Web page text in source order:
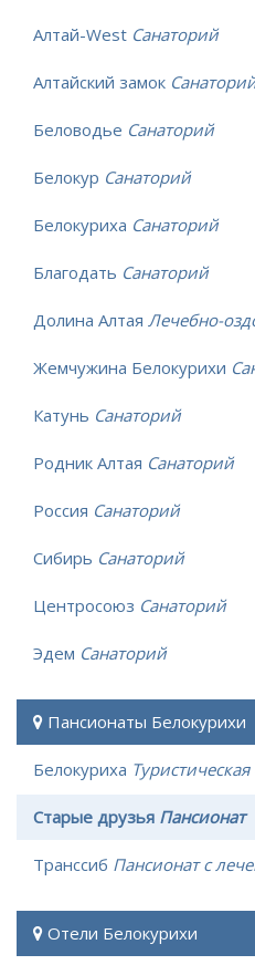
Алтай-West Санаторий
Алтайский замок
Беловодье Санаторий
Белокур Санаторий
Белокуриха Санаторий
Благодать Санаторий
Долина Алтая Лечебно-
Жемчужина Белокурихи
Катунь Санаторий
Родник Алтая Санаторий
Россия Санаторий
Сибирь Санаторий
Центросоюз Санаторий
Эдем Санаторий
Пансионаты Белокурихи
Белокуриха Туристическая
Старые друзья Пансионат
Транссиб Пансионат с
Отели Белокурихи